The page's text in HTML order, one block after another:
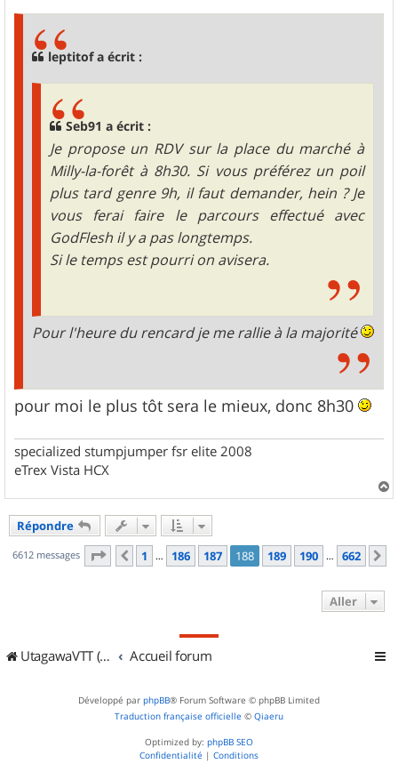
leptitof a écrit :
Seb91 a écrit :
Je propose un RDV sur la place du marché à
Milly-la-forêt à 8h30. Si vous préférez un poil
plus tard genre 9h, il faut demander, hein ? Je
vous ferai faire le parcours effectué avec
GodFlesh il y a pas longtemps.
Si le temps est pourri on avisera.
Pour l'heure du rencard je me rallie à la majorité
pour moi le plus tôt sera le mieux, donc 8h30
specialized stumpjumper fsr elite 2008
eTrex Vista HCX
a
Répondre
6612 messages Page 188 sur662
Précédent
1 … 186 187 188 189 190 … 662
Aller
UtagawaVTT (Randos VTT et VTTAE avec traces GPS) Accueil forum
Développé par phpBB® Forum Software © phpBB Limited
Traduction française officielle © Qiaeru
Optimized by: phpBB SEO
Confidentialité | Conditions